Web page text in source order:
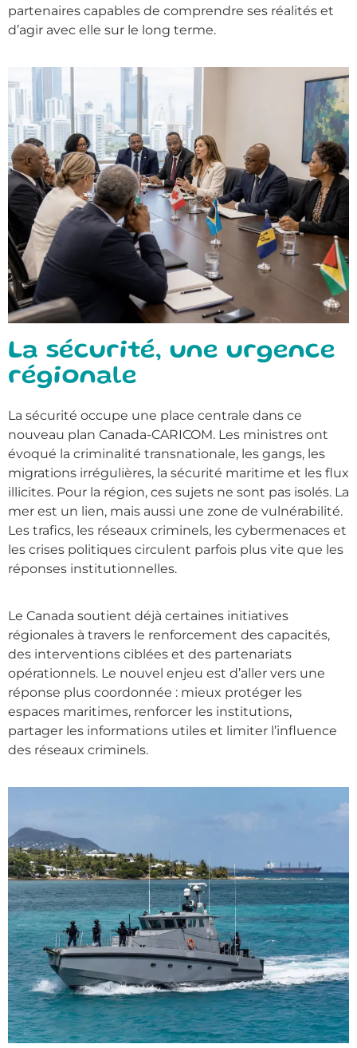
partenaires capables de comprendre ses réalités et
d’agir avec elle sur le long terme.
La sécurité, une urgence
régionale
La sécurité occupe une place centrale dans ce
nouveau plan Canada-CARICOM. Les ministres ont
évoqué la criminalité transnationale, les gangs, les
migrations irrégulières, la sécurité maritime et les flux
illicites. Pour la région, ces sujets ne sont pas isolés. La
mer est un lien, mais aussi une zone de vulnérabilité.
Les trafics, les réseaux criminels, les cybermenaces et
les crises politiques circulent parfois plus vite que les
réponses institutionnelles.
Le Canada soutient déjà certaines initiatives
régionales à travers le renforcement des capacités,
des interventions ciblées et des partenariats
opérationnels. Le nouvel enjeu est d’aller vers une
réponse plus coordonnée : mieux protéger les
espaces maritimes, renforcer les institutions,
partager les informations utiles et limiter l’influence
des réseaux criminels.